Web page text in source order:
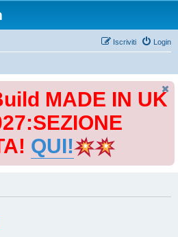
Login
Iscriviti
MADE IN UK
QUI!